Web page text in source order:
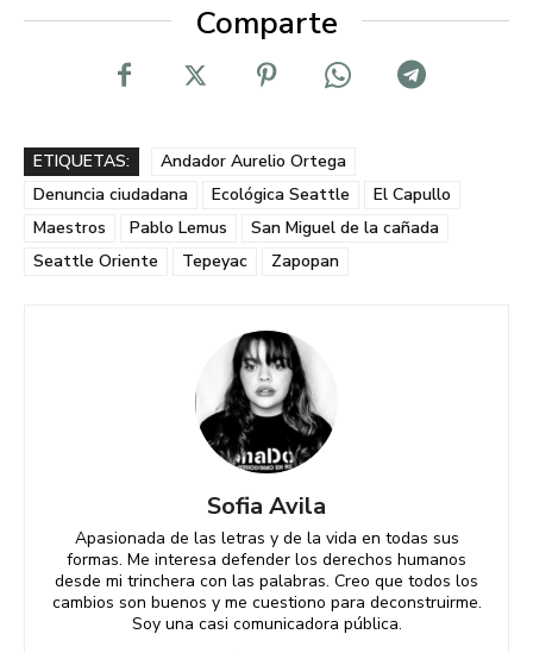
Comparte
ETIQUETAS:
Andador Aurelio Ortega
Denuncia ciudadana
Ecológica Seattle
El Capullo
Maestros
Pablo Lemus
San Miguel de la cañada
Seattle Oriente
Tepeyac Zapopan
Sofia Avila
Apasionada de las letras y de la vida en todas sus
formas. Me interesa defender los derechos humanos
desde mi trinchera con las palabras. Creo que todos los
cambios son buenos y me cuestiono para deconstruirme.
Soy una casi comunicadora pública.